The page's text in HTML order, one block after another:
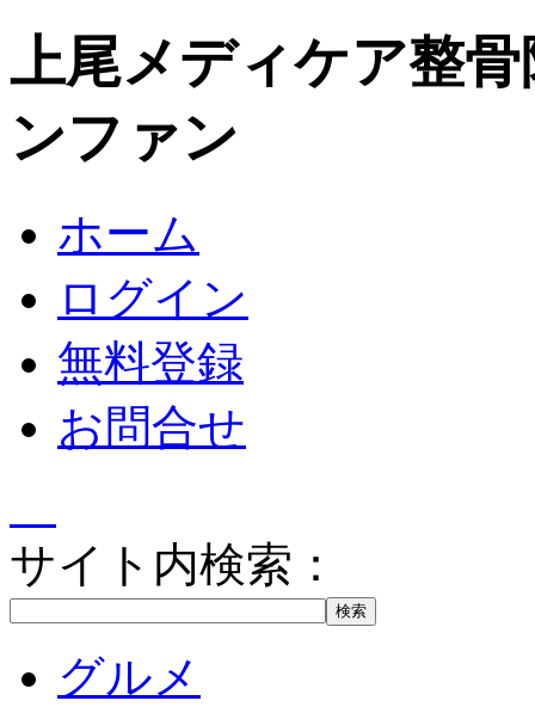
上尾メディケア整
ンファン
ホーム
ログイン
無料登録
お問合せ
サイト内検索：
グルメ